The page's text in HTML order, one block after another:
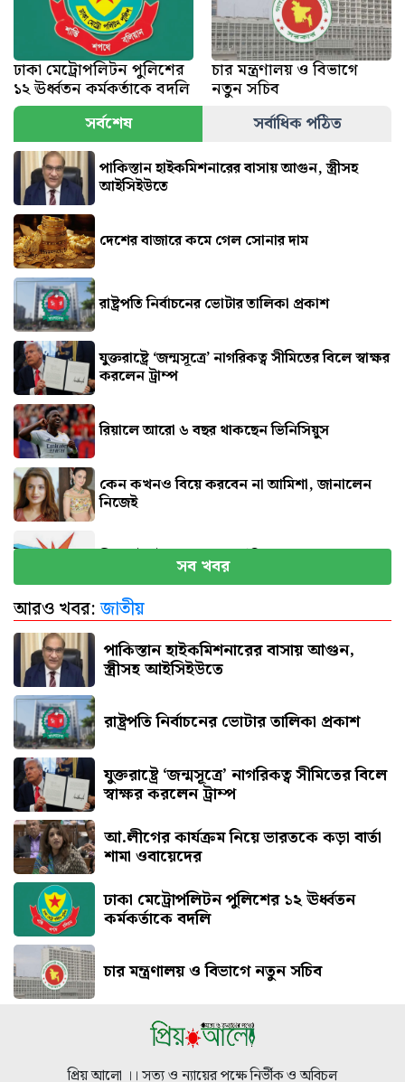
ঢাকা মেট্রোপলিটন পুলিশের
১২ ঊর্ধ্বতন কর্মকর্তাকে বদলি
চার মন্ত্রণালয় ও বিভাগে
নতুন সচিব
সর্বশেষ
সর্বাধিক পঠিত
পাকিস্তান হাইকমিশনারের বাসায় আগুন, স্ত্রীসহ
আইসিইউতে
দেশের বাজারে কমে গেল সোনার দাম
রাষ্ট্রপতি নির্বাচনের ভোটার তালিকা প্রকাশ
যুক্তরাষ্ট্রে ‘জন্মসূত্রে’ নাগরিকত্ব সীমিতের বিলে স্বাক্ষর
করলেন ট্রাম্প
রিয়ালে আরো ৬ বছর থাকছেন ভিনিসিয়ুস
কেন কখনও বিয়ে করবেন না আমিশা, জানালেন
নিজেই
সিলেটে দুই বাসের সংঘর্ষে নিহত ৮
বগুড়ায় বাসচাপায় প্রাণ গেল ৬
সব খবর
আরও খবর:জাতীয়
পাকিস্তান হাইকমিশনারের বাসায় আগুন,
স্ত্রীসহ আইসিইউতে
রাষ্ট্রপতি নির্বাচনের ভোটার তালিকা প্রকাশ
যুক্তরাষ্ট্রে ‘জন্মসূত্রে’ নাগরিকত্ব সীমিতের বিলে
স্বাক্ষর করলেন ট্রাম্প
আ.লীগের কার্যক্রম নিয়ে ভারতকে কড়া বার্তা
শামা ওবায়েদের
ঢাকা মেট্রোপলিটন পুলিশের ১২ ঊর্ধ্বতন
কর্মকর্তাকে বদলি
চার মন্ত্রণালয় ও বিভাগে নতুন সচিব
প্রিয় আলো ।। সত্য ও ন্যায়ের পক্ষে নির্ভীক ও অবিচল